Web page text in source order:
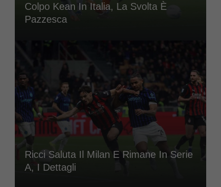
Colpo Kean In Italia, La Svolta È
Pazzesca
Ricci Saluta Il Milan E Rimane In Serie
A, I Dettagli